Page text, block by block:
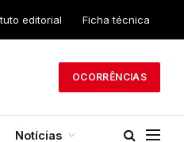
editorial Ficha técnica
OCORRÊNCIAS
Notícias